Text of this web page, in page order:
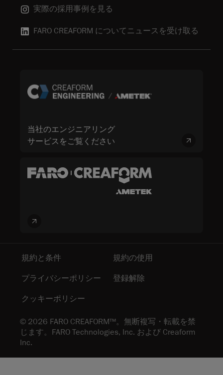
実際の採用事例を見る
FARO CREAFORM についてニュースを受け取る
当社のエンジニアリング
サービスをご覧ください
© 2026 FARO CREAFORM™。無断複写・転載を禁
じます。FARO Technologies, Inc. および Creaform
Inc.
規約と条件 規約の使用
プライバシーポリシー 登録解除
クッキーポリシー